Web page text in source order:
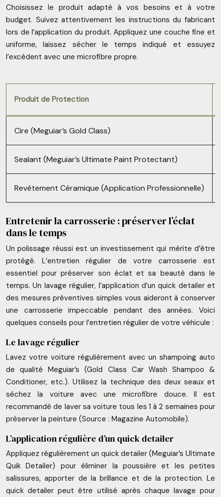
Choisissez le produit adapté à vos besoins et à votre
budget. Suivez attentivement les instructions du fabricant
lors de l’application du produit. Appliquez une couche fine et
uniforme, laissez sécher le temps indiqué et essuyez
l’excédent avec une microfibre propre.
Produit de Protection
Cire (Meguiar’s Gold Class)
Sealant (Meguiar’s Ultimate Paint Protectant)
Revêtement Céramique (Application Professionnelle)
Entretenir la carrosserie : préserver l’éclat
dans le temps
Un polissage réussi est un investissement qui mérite d’être
protégé. L’entretien régulier de votre carrosserie est
essentiel pour préserver son éclat et sa beauté dans le
temps. Un lavage régulier, l’application d’un quick detailer et
des mesures préventives simples vous aideront à conserver
une carrosserie impeccable pendant des années. Voici
quelques conseils pour l’entretien régulier de votre véhicule :
Le lavage régulier
Lavez votre voiture régulièrement avec un shampoing auto
de qualité Meguiar’s (Gold Class Car Wash Shampoo &
Conditioner, etc.). Utilisez la technique des deux seaux et
séchez la voiture avec une microfibre douce. Il est
recommandé de laver sa voiture tous les 1 à 2 semaines pour
préserver la peinture (Source : Magazine Automobile).
L’application régulière d’un quick detailer
Appliquez régulièrement un quick detailer (Meguiar’s Ultimate
Quik Detailer) pour éliminer la poussière et les petites
salissures, apporter de la brillance et de la protection. Le
quick detailer peut être utilisé après chaque lavage pour